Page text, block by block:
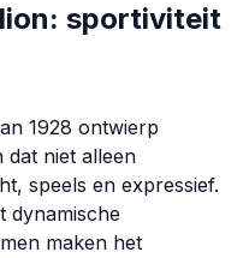
sportiviteit
1928 ontwierp
dat niet alleen
speels en expressief.
dynamische
maken het